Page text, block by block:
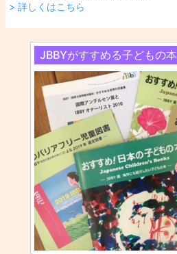
> 詳しくはこちら
JBBYがすすめる子どもの本